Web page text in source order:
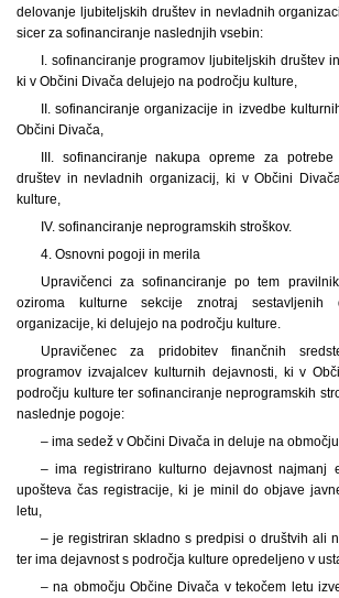
delovanje ljubiteljskih društev in nevladnih
sicer za sofinanciranje naslednjih vsebin:
I. sofinanciranje programov ljubiteljskih društev
ki v Občini Divača delujejo na področju kulture,
II. sofinanciranje organizacije in izvedbe
Občini Divača,
III. sofinanciranje nakupa opreme za
društev in nevladnih organizacij, ki v Občini
kulture,
IV. sofinanciranje neprogramskih stroškov.
4. Osnovni pogoji in merila
Upravičenci za sofinanciranje po tem
oziroma kulturne sekcije znotraj sestavljenih
organizacije, ki delujejo na področju kulture.
Upravičenec za pridobitev finančnih
programov izvajalcev kulturnih dejavnosti, ki v
področju kulture ter sofinanciranje neprogramskih
naslednje pogoje:
– ima sedež v Občini Divača in deluje na
– ima registrirano kulturno dejavnost najmanj
upošteva čas registracije, ki je minil do objave
letu,
– je registriran skladno s predpisi o društvih ali
ter ima dejavnost s področja kulture opredeljeno v
– na območju Občine Divača v tekočem letu